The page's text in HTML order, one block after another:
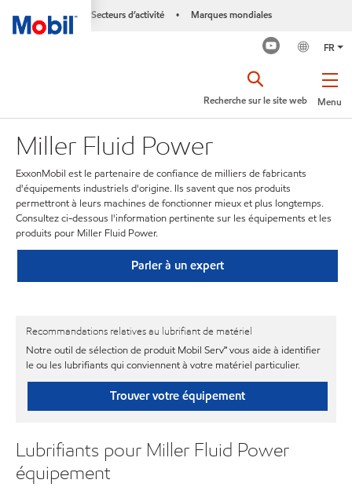
Secteurs d’activité • Marques mondiales
FR
Menu
Recherche sur le site web
Miller Fluid Power
ExxonMobil est le partenaire de confiance de milliers de fabricants
d'équipements industriels d'origine. Ils savent que nos produits
permettront à leurs machines de fonctionner mieux et plus longtemps.
Consultez ci-dessous l'information pertinente sur les équipements et les
produits pour Miller Fluid Power.
Parler à un expert
Recommandations relatives au lubrifiant de matériel
Notre outil de sélection de produit Mobil Serv℠ vous aide à identifier
le ou les lubrifiants qui conviennent à votre matériel particulier.
Trouver votre équipement
Lubrifiants pour Miller Fluid Power
équipement